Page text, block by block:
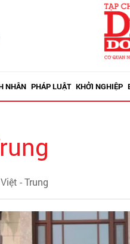
NHÂN PHÁP LUẬT KHỞI NGHIỆP
- Trung